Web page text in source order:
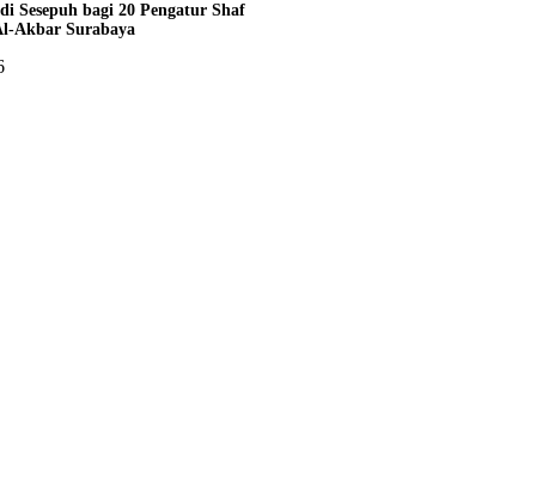
Sesepuh bagi 20 Pengatur Shaf
Akbar Surabaya